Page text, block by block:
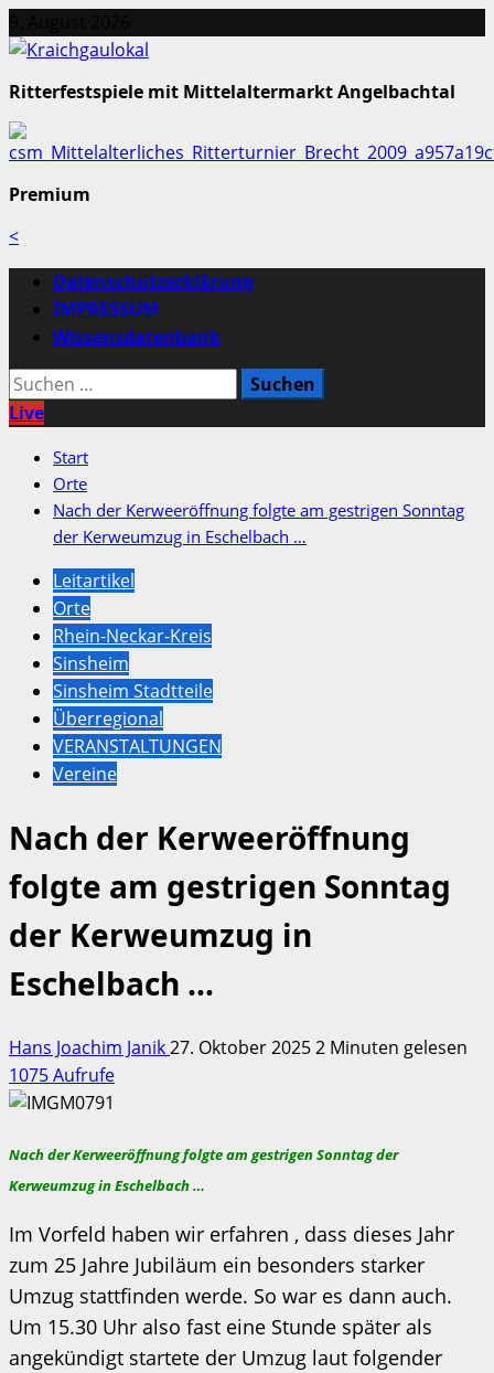
Inhalt
Ritterfestspiele mit Mittelaltermarkt Angelbachtal
Premium
<
Primäres
Menü
Datenschutzerklärung
IMPRESSUM
Wissensdatenbank
Suchen
nach:
Live
Start
Orte
Nach der Kerweeröffnung folgte am gestrigen Sonntag
der Kerweumzug in Eschelbach …
Leitartikel
Orte
Rhein-Neckar-Kreis
Sinsheim
Sinsheim Stadtteile
Überregional
VERANSTALTUNGEN
Vereine
Nach der Kerweeröffnung
folgte am gestrigen Sonntag
der Kerweumzug in
Eschelbach …
Hans Joachim Janik27. Oktober 20252 Minuten gelesen
1075 Aufrufe
Nach der Kerweeröffnung folgte am gestrigen Sonntag der
Kerweumzug in Eschelbach …
Im Vorfeld haben wir erfahren , dass dieses Jahr
zum 25 Jahre Jubiläum ein besonders starker
Umzug stattfinden werde. So war es dann auch.
Um 15.30 Uhr also fast eine Stunde später als
angekündigt startete der Umzug laut folgender